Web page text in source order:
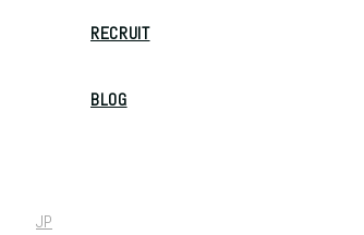
RECRUIT
BLOG
JP